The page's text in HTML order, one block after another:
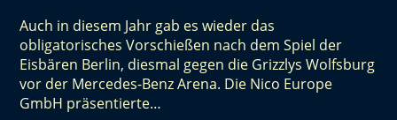
Auch in diesem Jahr gab es wieder das
obligatorisches Vorschießen nach dem Spiel der
Eisbären Berlin, diesmal gegen die Grizzlys Wolfsburg
vor der Mercedes-Benz Arena. Die Nico Europe
GmbH präsentierte…